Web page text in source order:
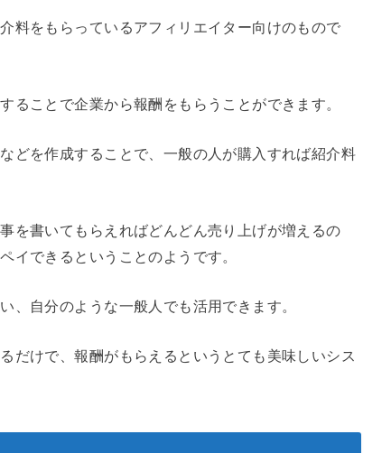
料をもらっているアフィリエイター向けのもので
ることで企業から報酬をもらうことができます。
どを作成することで、一般の人が購入すれば紹介料
を書いてもらえればどんどん売り上げが増えるの
イできるということのようです。
、自分のような一般人でも活用できます。
だけで、報酬がもらえるというとても美味しいシス